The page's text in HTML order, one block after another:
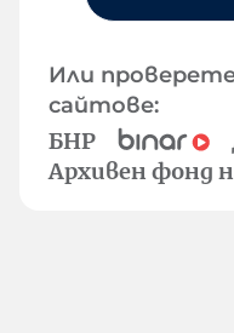
Или
сайтове:
БНР
Архивен фонд